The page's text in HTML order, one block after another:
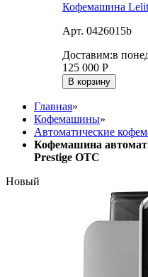
Кофемашина
Арт. 0426015b
Доставим:в
125 000 Р
В корзину
Главная»
Кофемашины»
Автоматические
Кофемашина
Prestige OTC
Новый